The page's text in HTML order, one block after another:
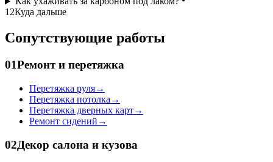
12Куда дальше
Сопутствующие работы
01Ремонт и перетяжка
Перетяжка руля→
Перетяжка потолка →
Перетяжка дверных карт→
Ремонт сидений →
02Декор салона и кузова